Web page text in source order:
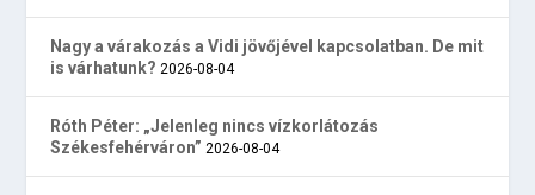
Nagy a várakozás a Vidi jövőjével kapcsolatban. De mit
is várhatunk? 2026-08-04
Róth Péter: „Jelenleg nincs vízkorlátozás
Székesfehérváron” 2026-08-04